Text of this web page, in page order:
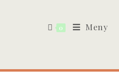
0 Meny